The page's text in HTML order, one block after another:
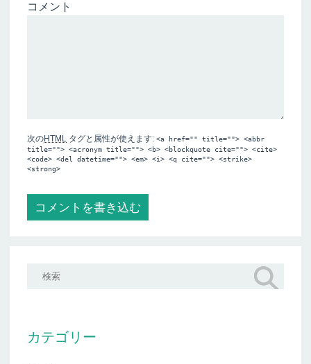
コメント
次のHTML タグと属性が使えます:<a href="" title=""> <abbr
title=""> <acronym title=""> <b> <blockquote cite=""> <cite>
<code> <del datetime=""> <em> <i> <q cite=""> <strike>
<strong>
カテゴリー